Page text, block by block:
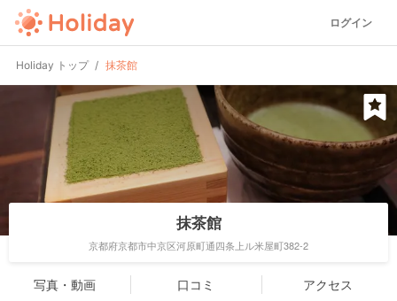
ログイン
Holiday トップ 抹茶館
抹茶館
京都府京都市中京区河原町通四条上ル米屋町382-2
写真・動画 口コミ アクセス